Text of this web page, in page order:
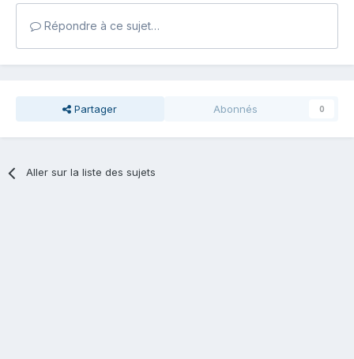
Répondre à ce sujet…
Partager Abonnés 0
Aller sur la liste des sujets